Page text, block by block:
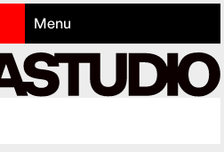
Menu